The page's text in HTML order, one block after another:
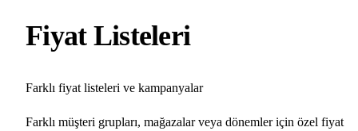
Fiyat Listeleri
Farklı fiyat listeleri ve kampanyalar
Farklı müşteri grupları, mağazalar veya dönemler için özel fiyat